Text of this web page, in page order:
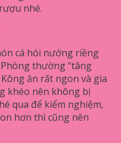
nhé.
cá hói nướng riềng
thường “tâng
ăn rất ngon và gia
khéo nên không bị
qua để kiểm nghiệm,
hơn thì cũng nên